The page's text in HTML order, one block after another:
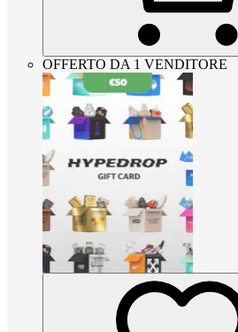
OFFERTO DA 1 VENDITORE